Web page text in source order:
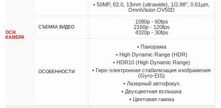
ОСН.
КАМЕРА
• 50MP, f/2.0, 13mm (ultrawide), 1/2.88", 0.61µm,
OmniVision OV50D
СЪЕМКА ВИДЕО
1080p - 60fps
2160p - 120fps
4320p - 30fps
ОСОБЕННОСТИ
• Панорама
• High Dynamic Range (HDR)
• HDR10 (High Dynamic Range)
• Гиро-электронная стабилизация изображения
(Gyro-EIS)
• Лазерный автофокус
• Двухцветная вспышка
• Цветовая гамма